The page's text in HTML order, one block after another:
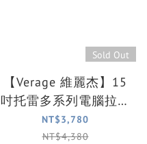
Sold Out
【Verage 維麗杰】15
吋托雷多系列電腦拉桿
箱/商務箱(2色可選)
NT$3,780
NT$4,380